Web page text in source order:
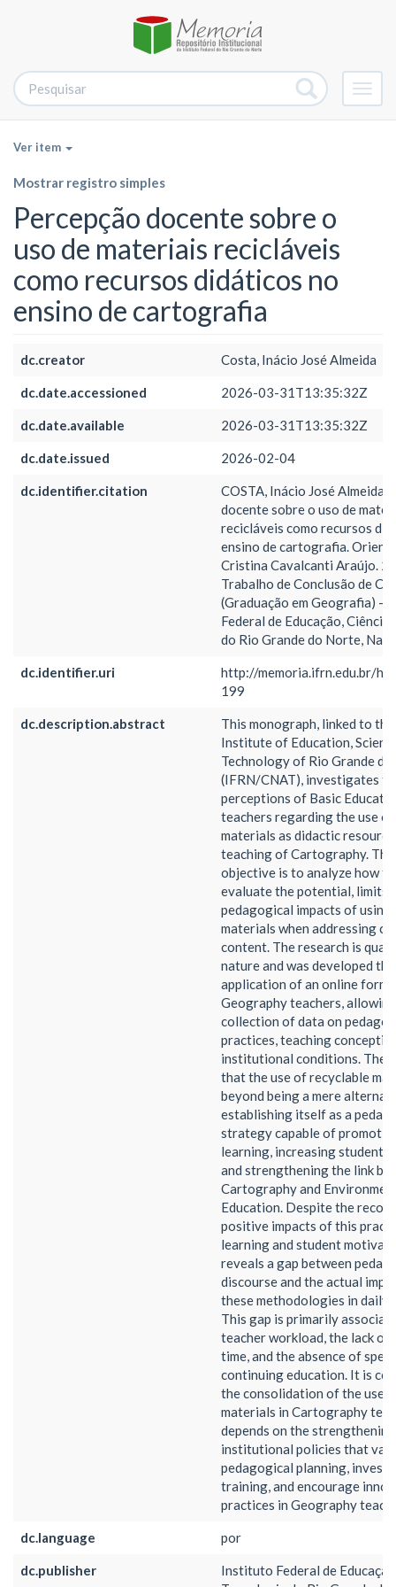
Ver item
Mostrar registro simples
Percepção docente sobre o
uso de materiais recicláveis
como recursos didáticos no
ensino de cartografia
dc.creator Costa, Inácio José Almeida
dc.date.accessioned 2026-03-31T13:35:32Z
dc.date.available 2026-03-31T13:35:32Z
dc.date.issued 2026-02-04
dc.identifier.citation
COSTA, Inácio José Almeida.
docente sobre o uso de
recicláveis como recursos
ensino de cartografia.
Cristina Cavalcanti Araújo.
Trabalho de Conclusão de
(Graduação em Geografia) –
Federal de Educação, Ciência
do Rio Grande do Norte,
dc.identifier.uri
http://memoria.ifrn.edu.br/
199
dc.description.abstract
This monograph, linked to
Institute of Education,
Technology of Rio Grande
(IFRN/CNAT), investigates
perceptions of Basic
teachers regarding the use
materials as didactic
teaching of Cartography.
objective is to analyze how
evaluate the potential, limits,
pedagogical impacts of using
materials when addressing
content. The research is
nature and was developed
application of an online form
Geography teachers,
collection of data on
practices, teaching
institutional conditions. The
that the use of recyclable
beyond being a mere
establishing itself as a
strategy capable of
learning, increasing student
and strengthening the link
Cartography and
Education. Despite the
positive impacts of this
learning and student
reveals a gap between
discourse and the actual
these methodologies in daily
This gap is primarily
teacher workload, the lack of
time, and the absence of
continuing education. It is
the consolidation of the use
materials in Cartography
depends on the
institutional policies that
pedagogical planning, invest
training, and encourage
practices in Geography
dc.language por
dc.publisher
Instituto Federal de